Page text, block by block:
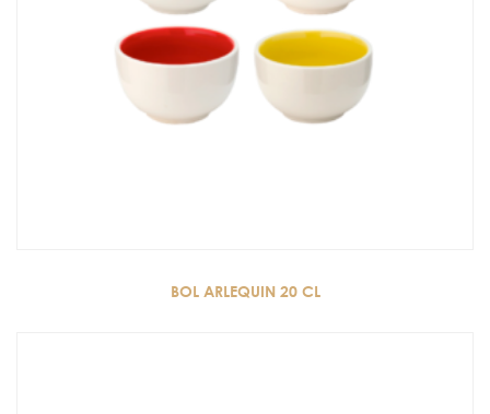
BOL ARLEQUIN 20 CL